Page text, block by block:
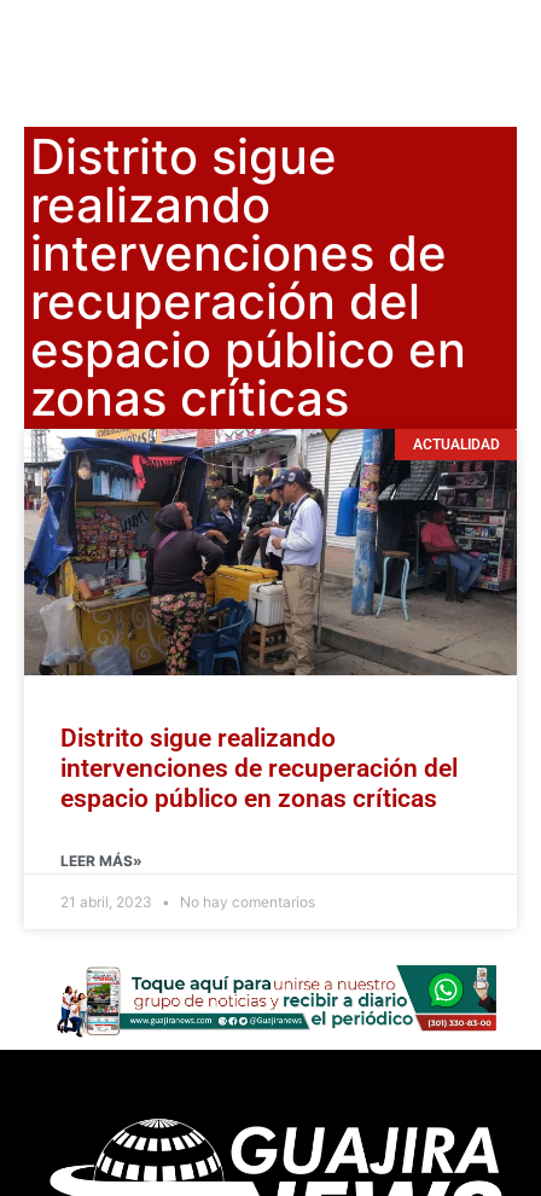
Distrito sigue
realizando
intervenciones de
recuperación del
espacio público en
zonas críticas
ACTUALIDAD
Distrito sigue realizando
intervenciones de recuperación del
espacio público en zonas críticas
LEER MÁS»
21 abril, 2023 No hay comentarios